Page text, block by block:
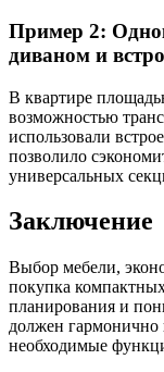
Пример 2:
диваном и
В квартире
возможностью
использовали
позволило
универсальных
Заключение
Выбор мебели,
покупка
планирования и
должен гармонично
необходимые